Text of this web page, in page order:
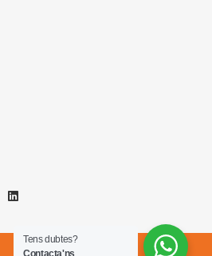
Tens dubtes?
Contacta'ns